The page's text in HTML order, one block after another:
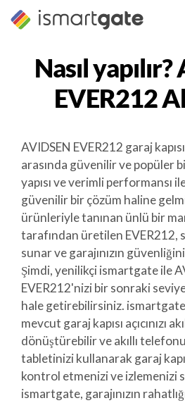
İçeriğe
geç
Nasıl yapılır?
EVER212
AVIDSEN EVER212 garaj
arasında güvenilir ve popüler
yapısı ve verimli performansı
güvenilir bir çözüm haline
ürünleriyle tanınan ünlü bir
tarafından üretilen EVER212,
sunar ve garajınızın
Şimdi, yenilikçi ismartgate ile
EVER212'nizi bir sonraki
hale getirebilirsiniz.
mevcut garaj kapısı açıcınızı
dönüştürebilir ve akıllı
tabletinizi kullanarak garaj
kontrol etmenizi ve izlemenizi
ismartgate, garajınızın